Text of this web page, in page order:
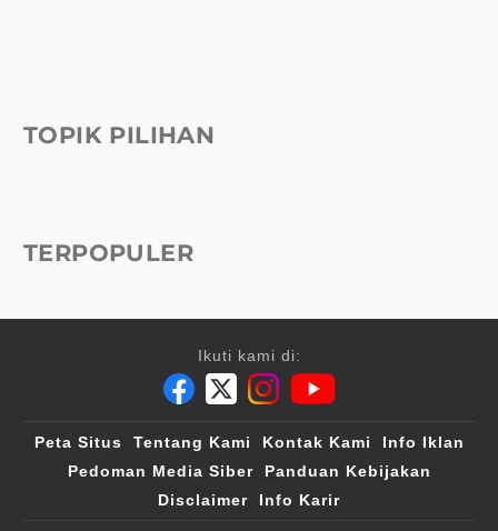
TOPIK PILIHAN
TERPOPULER
Ikuti kami di:
Peta Situs Tentang Kami Kontak Kami
Info Iklan
Pedoman Media Siber
Panduan Kebijakan
Disclaimer
Info Karir